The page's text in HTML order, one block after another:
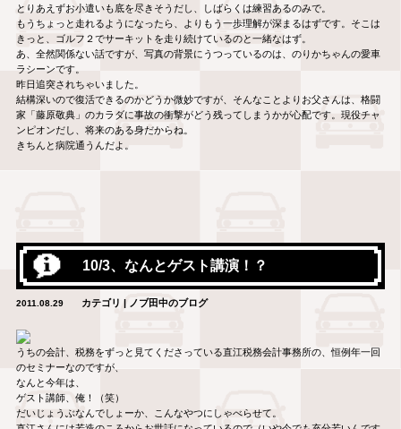
とりあえずお小遣いも底を尽きそうだし、しばらくは練習あるのみで。
もうちょっと走れるようになったら、よりもう一歩理解が深まるはずです。そこは
きっと、ゴルフ２でサーキットを走り続けているのと一緒なはず。
あ、全然関係ない話ですが、写真の背景にうつっているのは、のりかちゃんの愛車
ラシーンです。
昨日追突されちゃいました。
結構深いので復活できるのかどうか微妙ですが、そんなことよりお父さんは、格闘
家「藤原敬典」のカラダに事故の衝撃がどう残ってしまうかが心配です。現役チャ
ンピオンだし、将来のある身だからね。
きちんと病院通うんだよ。
10/3、なんとゲスト講演！？
2011.08.29 カテゴリ | ノブ田中のブログ
うちの会計、税務をずっと見てくださっている直江税務会計事務所の、恒例年一回
のセミナーなのですが、
なんと今年は、
ゲスト講師、俺！（笑）
だいじょうぶなんでしょーか、こんなやつにしゃべらせて。